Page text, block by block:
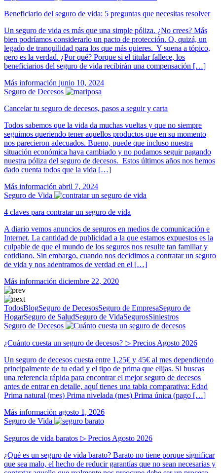
Beneficiario del seguro de vida: 5 preguntas que necesitas resolver
Un seguro de vida es más que una simple póliza. ¿No crees? Más
bien podríamos considerarlo un pacto de protección. O, quizá, un
legado de tranquilidad para los que más quieres. Y suena a tópico,
pero es la verdad. ¿Por qué? Porque si el titular fallece, los
beneficiarios del seguro de vida recibirán una compensación […]
Más información junio 10, 2024
Seguro de Decesos
Cancelar tu seguro de decesos, pasos a seguir y carta
Todos sabemos que la vida da muchas vueltas y que no siempre
seguimos queriendo tener aquellos productos que en su momento
nos parecieron adecuados. Bueno, puede que incluso nuestra
situación económica haya cambiado y no podamos seguir pagando
nuestra póliza del seguro de decesos. Estos últimos años nos hemos
dado cuenta todos que la vida […]
Más información abril 7, 2024
Seguro de Vida
4 claves para contratar un seguro de vida
A diario vemos anuncios de seguros en medios de comunicación e
Internet. La cantidad de publicidad a la que estamos expuestos es la
culpable de que el mundo de los seguros nos resulte tan familiar y
cotidiano. Sin embargo, cuando nos decidimos a contratar un seguro
de vida y nos adentramos de verdad en el […]
Más información diciembre 22, 2020
TodosBlogSeguro de DecesosSeguro de EmpresaSeguro de
HogarSeguro de SaludSeguro de VidaSegurosSiniestros
Seguro de Decesos
¿Cuánto cuesta un seguro de decesos? ▷ Precios Agosto 2026
Un seguro de decesos cuesta entre 1,25€ y 45€ al mes dependiendo
principalmente de tu edad y el tipo de prima que elijas. Si buscas
una referencia rápida para encontrar el mejor seguro de decesos
antes de entrar en detalle, aquí tienes una tabla comparativa: Edad
Prima natural (mes) Prima nivelada (mes) Prima única (pago […]
Más información agosto 1, 2026
Seguro de Vida
Seguros de vida baratos ▷ Precios Agosto 2026
¿Qué es un seguro de vida barato? Barato no tiene porque significar
que sea malo, el hecho de reducir garantías que no sean necesarias y